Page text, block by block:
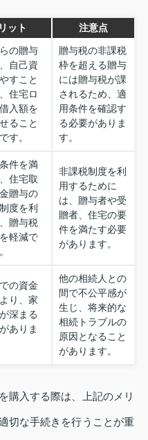
ット 注意点
の贈与
自己資
すこと
住宅ロ
入額を
ること
す。
贈与税の非課税
枠を超える贈与
には贈与税が課
されるため、適
用条件を確認す
る必要がありま
す。
件を満
住宅取
贈与の
度を利
贈与税
軽減で
非課税制度を利
用するために
は、贈与者や受
贈者、住宅の要
件を満たす必要
があります。
の資金
り、家
深まる
ありま
他の相続人との
間で不公平感が
生じ、将来的な
相続トラブルの
原因となること
があります。
購入する際は、上記のメリ
切な手続きを行うことが重